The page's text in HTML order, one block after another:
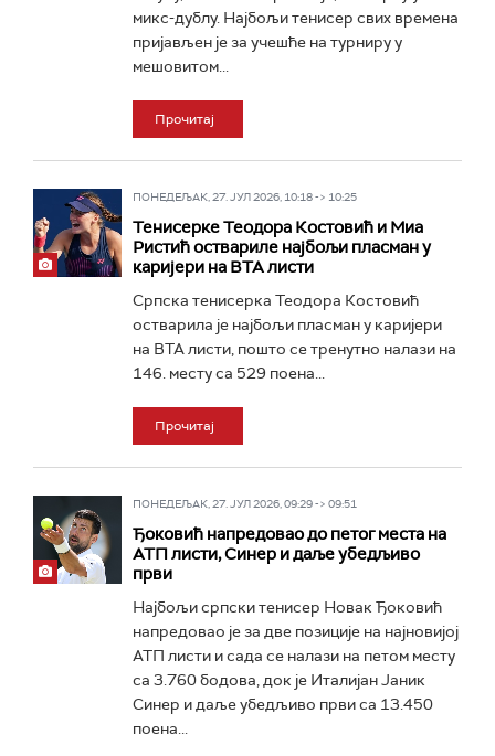
микс-дублу. Најбољи тенисер свих времена
пријављен је за учешће на турниру у
мешовитом...
Прочитај
ПОНЕДЕЉАК, 27. ЈУЛ 2026, 10:18 -> 10:25
Тенисерке Теодора Костовић и Миа
Ристић оствариле најбољи пласман у
каријери на ВТА листи
Српска тенисерка Теодора Костовић
остварила је најбољи пласман у каријери
на ВТА листи, пошто се тренутно налази на
146. месту са 529 поена...
Прочитај
ПОНЕДЕЉАК, 27. ЈУЛ 2026, 09:29 -> 09:51
Ђоковић напредовао до петог места на
АТП листи, Синер и даље убедљиво
први
Најбољи српски тенисер Новак Ђоковић
напредовао је за две позиције на најновијој
АТП листи и сада се налази на петом месту
са 3.760 бодова, док је Италијан Јаник
Синер и даље убедљиво први са 13.450
поена...